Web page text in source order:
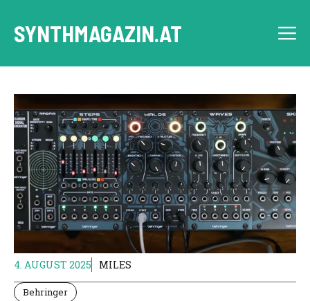
content
SYNTHMAGAZIN.AT
4. AUGUST 2025 MILES
Behringer